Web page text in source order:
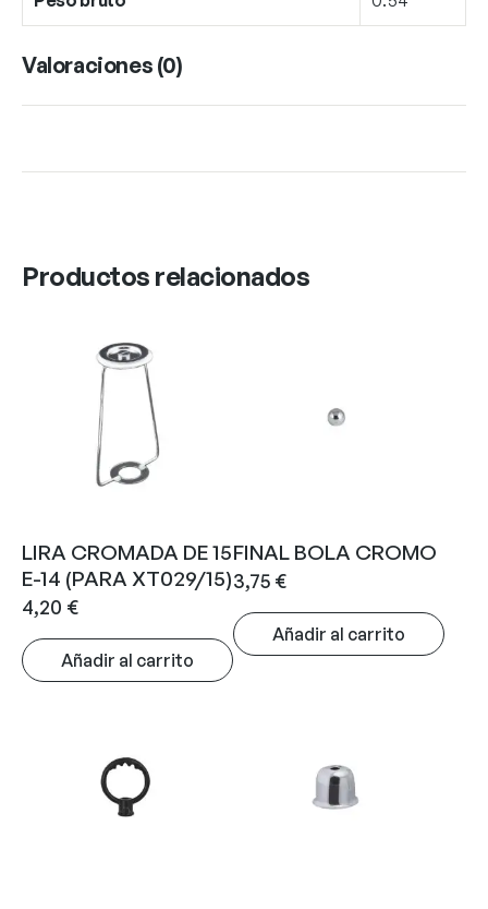
Valoraciones (0)
Productos relacionados
LIRA CROMADA DE 15
E-14 (PARA XT029/15)
4,20 €
Añadir al carrito
FINAL BOLA CROMO
3,75 €
Añadir al carrito